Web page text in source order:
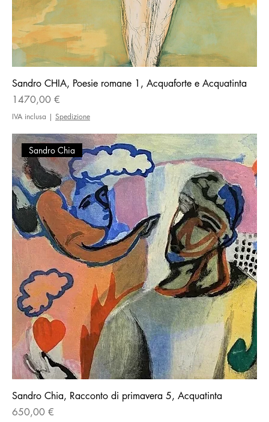
Sandro CHIA, Poesie romane 1, Acquaforte e Acquatinta
Prezzo
1470,00 €
IVA inclusa | Spedizione
Sandro Chia
Sandro Chia, Racconto di primavera 5, Acquatinta
Prezzo
650,00 €